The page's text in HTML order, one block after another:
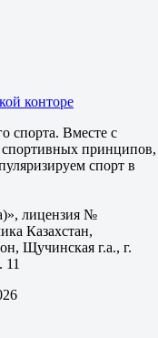
конторе
спорта. Вместе с
принципов,
спорт в
лицензия №
Казахстан,
Щучинская г.а., г.